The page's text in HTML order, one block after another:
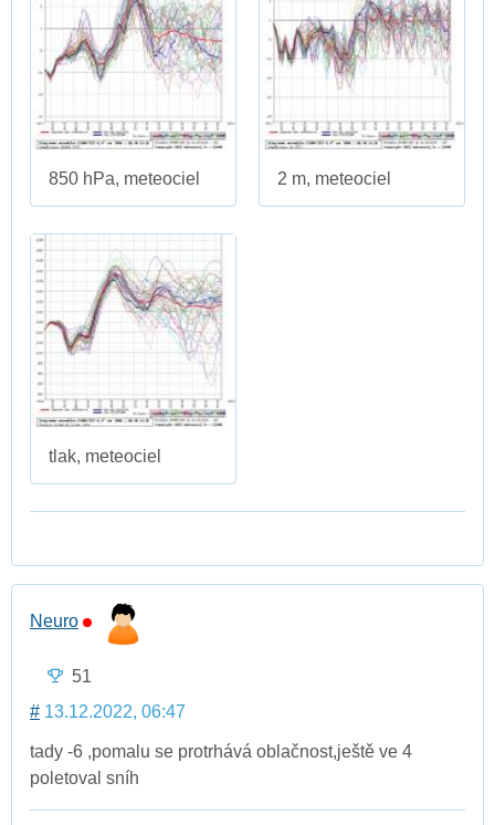
850 hPa, meteociel 2 m, meteociel
tlak, meteociel
Neuro
51
# 13.12.2022, 06:47
tady -6 ,pomalu se protrhává oblačnost,ještě ve 4
poletoval sníh